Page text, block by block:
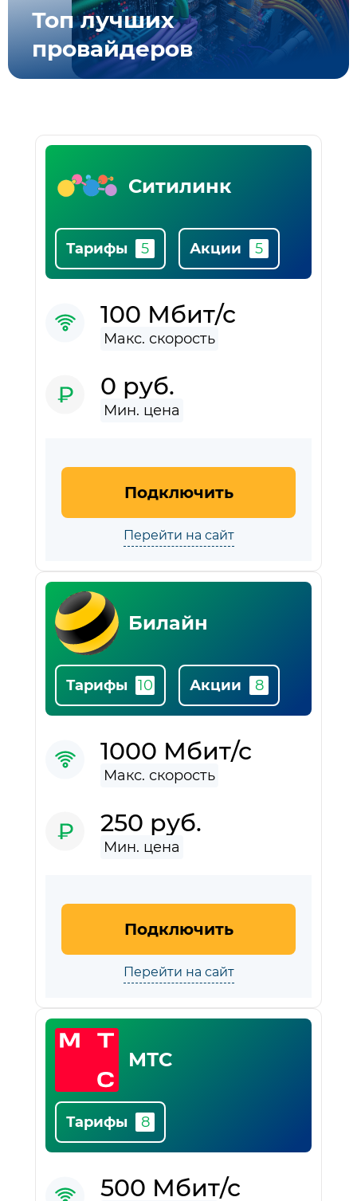
Топ лучших
провайдеров
Список
Билайн
Тарифы Акции
1000 Мбит/с
250 руб.
Подключить
Перейти на сайт
МТС
Тарифы
500 Мбит/с
Ситилинк
Тарифы Акции
100 Мбит/с
0 руб.
Подключить
Перейти на сайт